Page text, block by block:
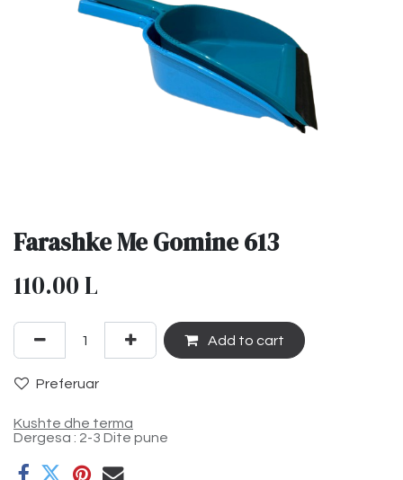
Farashke Me Gomine 613
110.00L
Add to cart
Preferuar
Kushte dhe terma
Dergesa : 2-3 Dite pune